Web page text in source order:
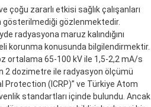
çoğu zararlı etkisi sağlık çalışanları
gözlenmektedir.
radyasyona maruz kalındığını
korunma konusunda bilgilendirmektir.
ortalama 65-100 kV ile 1,5-2,2 mA/s
2 dozimetre ile radyasyon ölçümü
Protection (ICRP)” ve Türkiye Atom
standartları içinde bulundu. Ancak